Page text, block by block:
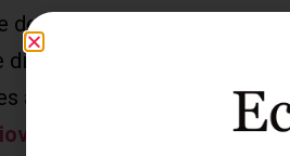
de mentionner la
digital jouent un rôle
auditeurs.
est une entreprise